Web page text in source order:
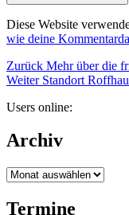
Diese Website
wie deine
Zurück Vorheriger
Beitrag:
Mehr über die
Weiter Nächster
Standort
Users online:
Archiv
Archiv
Termine